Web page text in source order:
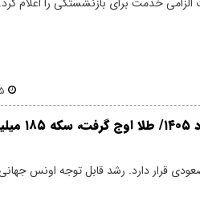
آخرین قیمت طلا و
پنجشنبه ۱۵ مرداد ۱۴۰۵ در مسیر صعودی قرار دارد. رشد قابل توجه